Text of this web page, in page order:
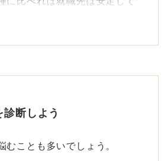
あるいは都市部の高待遇な施
てみてください。クリニッ
断しよう
ことも多いでしょう。